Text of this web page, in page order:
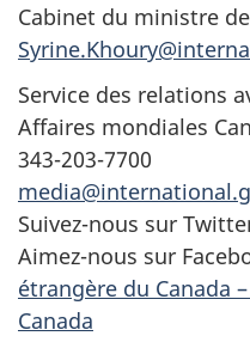
Cabinet du ministre
Service des relations
Affaires mondiales
343-203-7700
Suivez-nous sur
Aimez-nous sur
étrangère du Canada
Canada